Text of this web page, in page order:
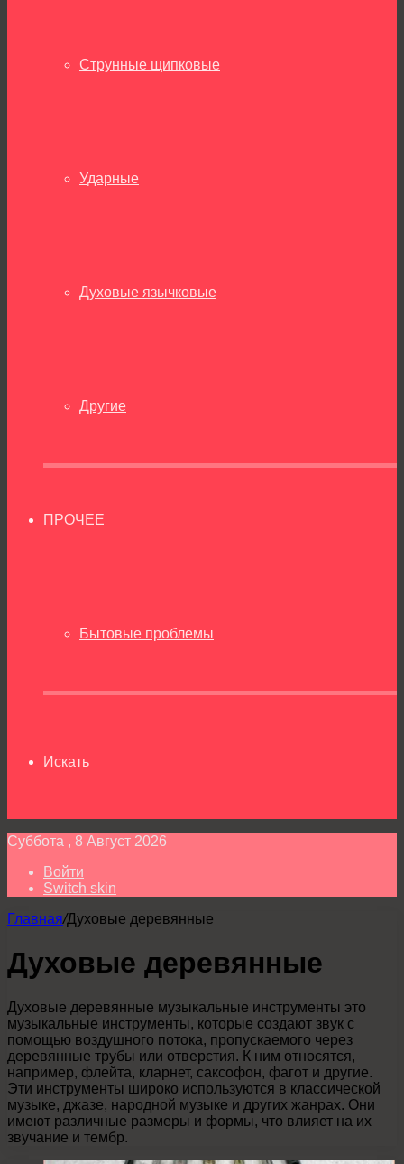
Струнные щипковые
Ударные
Духовые язычковые
Другие
ПРОЧЕЕ
Бытовые проблемы
Искать
Суббота , 8 Август 2026
Войти
Switch skin
Главная/Духовые деревянные
Духовые деревянные
Духовые деревянные музыкальные инструменты это
музыкальные инструменты, которые создают звук с
помощью воздушного потока, пропускаемого через
деревянные трубы или отверстия. К ним относятся,
например, флейта, кларнет, саксофон, фагот и другие.
Эти инструменты широко используются в классической
музыке, джазе, народной музыке и других жанрах. Они
имеют различные размеры и формы, что влияет на их
звучание и тембр.